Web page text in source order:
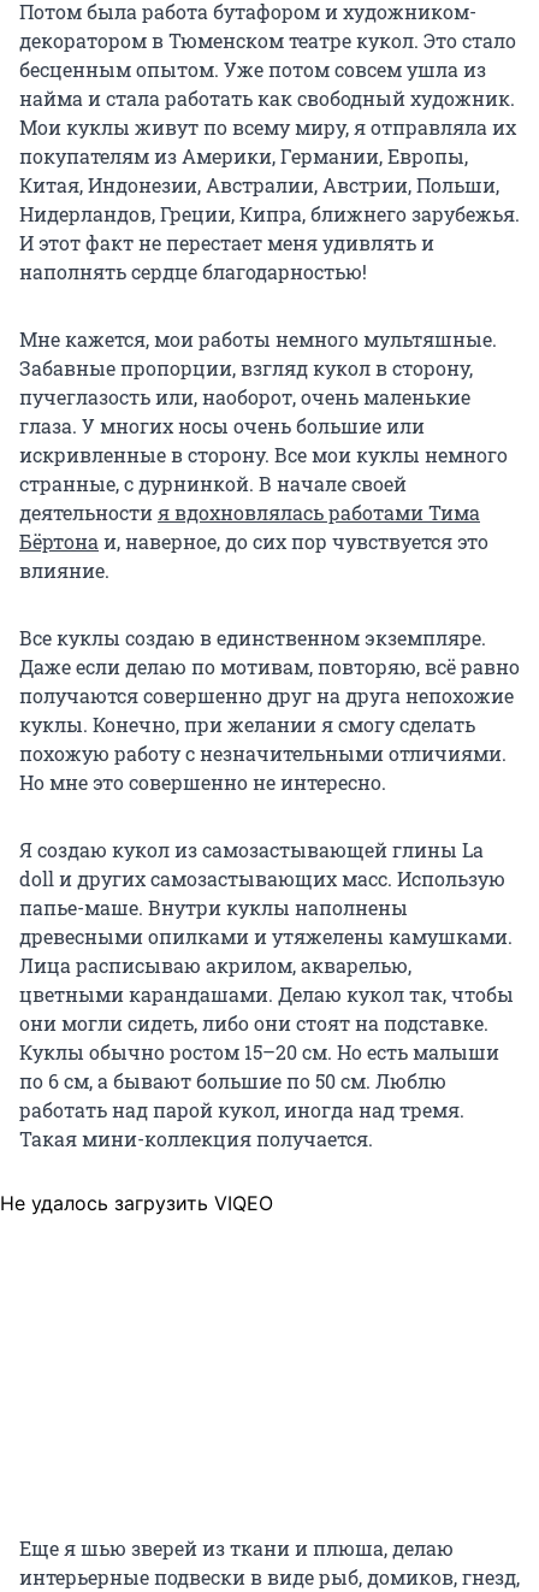
Потом была работа бутафором и художником-
декоратором в Тюменском театре кукол. Это стало
бесценным опытом. Уже потом совсем ушла из
найма и стала работать как свободный художник.
Мои куклы живут по всему миру, я отправляла их
покупателям из Америки, Германии, Европы,
Китая, Индонезии, Австралии, Австрии, Польши,
Нидерландов, Греции, Кипра, ближнего зарубежья.
И этот факт не перестает меня удивлять и
наполнять сердце благодарностью!
Мне кажется, мои работы немного мультяшные.
Забавные пропорции, взгляд кукол в сторону,
пучеглазость или, наоборот, очень маленькие
глаза. У многих носы очень большие или
искривленные в сторону. Все мои куклы немного
странные, с дурнинкой. В начале своей
деятельности я вдохновлялась работами Тима
Бёртона и, наверное, до сих пор чувствуется это
влияние.
Все куклы создаю в единственном экземпляре.
Даже если делаю по мотивам, повторяю, всё равно
получаются совершенно друг на друга непохожие
куклы. Конечно, при желании я смогу сделать
похожую работу с незначительными отличиями.
Но мне это совершенно не интересно.
Я создаю кукол из самозастывающей глины La
doll и других самозастывающих масс. Использую
папье-маше. Внутри куклы наполнены
древесными опилками и утяжелены камушками.
Лица расписываю акрилом, акварелью,
цветными карандашами. Делаю кукол так, чтобы
они могли сидеть, либо они стоят на подставке.
Куклы обычно ростом 15–20 см. Но есть малыши
по 6 см, а бывают большие по 50 см. Люблю
работать над парой кукол, иногда над тремя.
Такая мини-коллекция получается.
Не удалось загрузить VIQEO
Еще я шью зверей из ткани и плюша, делаю
интерьерные подвески в виде рыб, домиков, гнезд,